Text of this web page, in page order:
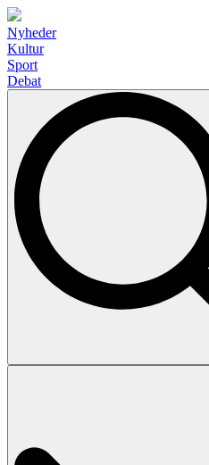
Nyheder
Kultur
Sport
Debat
Search